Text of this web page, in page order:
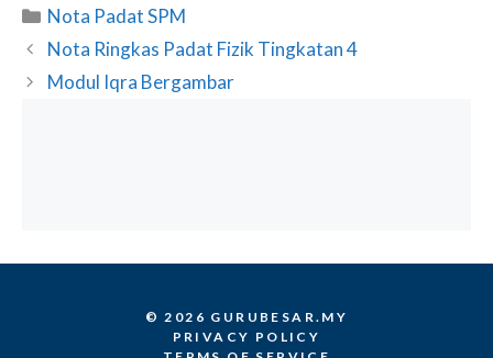
Categories
Nota Padat SPM
Nota Ringkas Padat Fizik Tingkatan 4
Modul Iqra Bergambar
© 2026 GURUBESAR.MY
PRIVACY POLICY